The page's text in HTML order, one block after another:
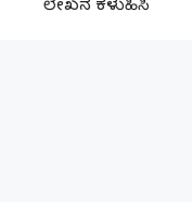
ಲೇಖನ ಕಳುಹಿಸಿ